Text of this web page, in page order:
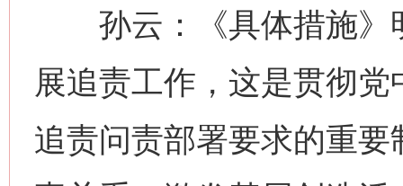
孙云：《具体措施》
展追责工作，这是贯彻
追责问责部署要求的重